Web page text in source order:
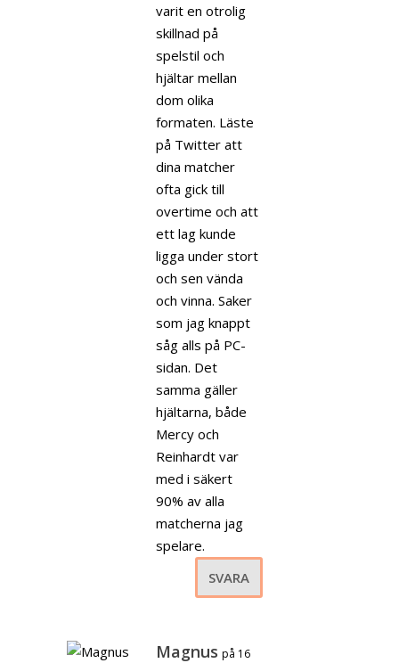
varit en otrolig
skillnad på
spelstil och
hjältar mellan
dom olika
formaten. Läste
på Twitter att
dina matcher
ofta gick till
overtime och att
ett lag kunde
ligga under stort
och sen vända
och vinna. Saker
som jag knappt
såg alls på PC-
sidan. Det
samma gäller
hjältarna, både
Mercy och
Reinhardt var
med i säkert
90% av alla
matcherna jag
spelare.
SVARA
Magnus på 16